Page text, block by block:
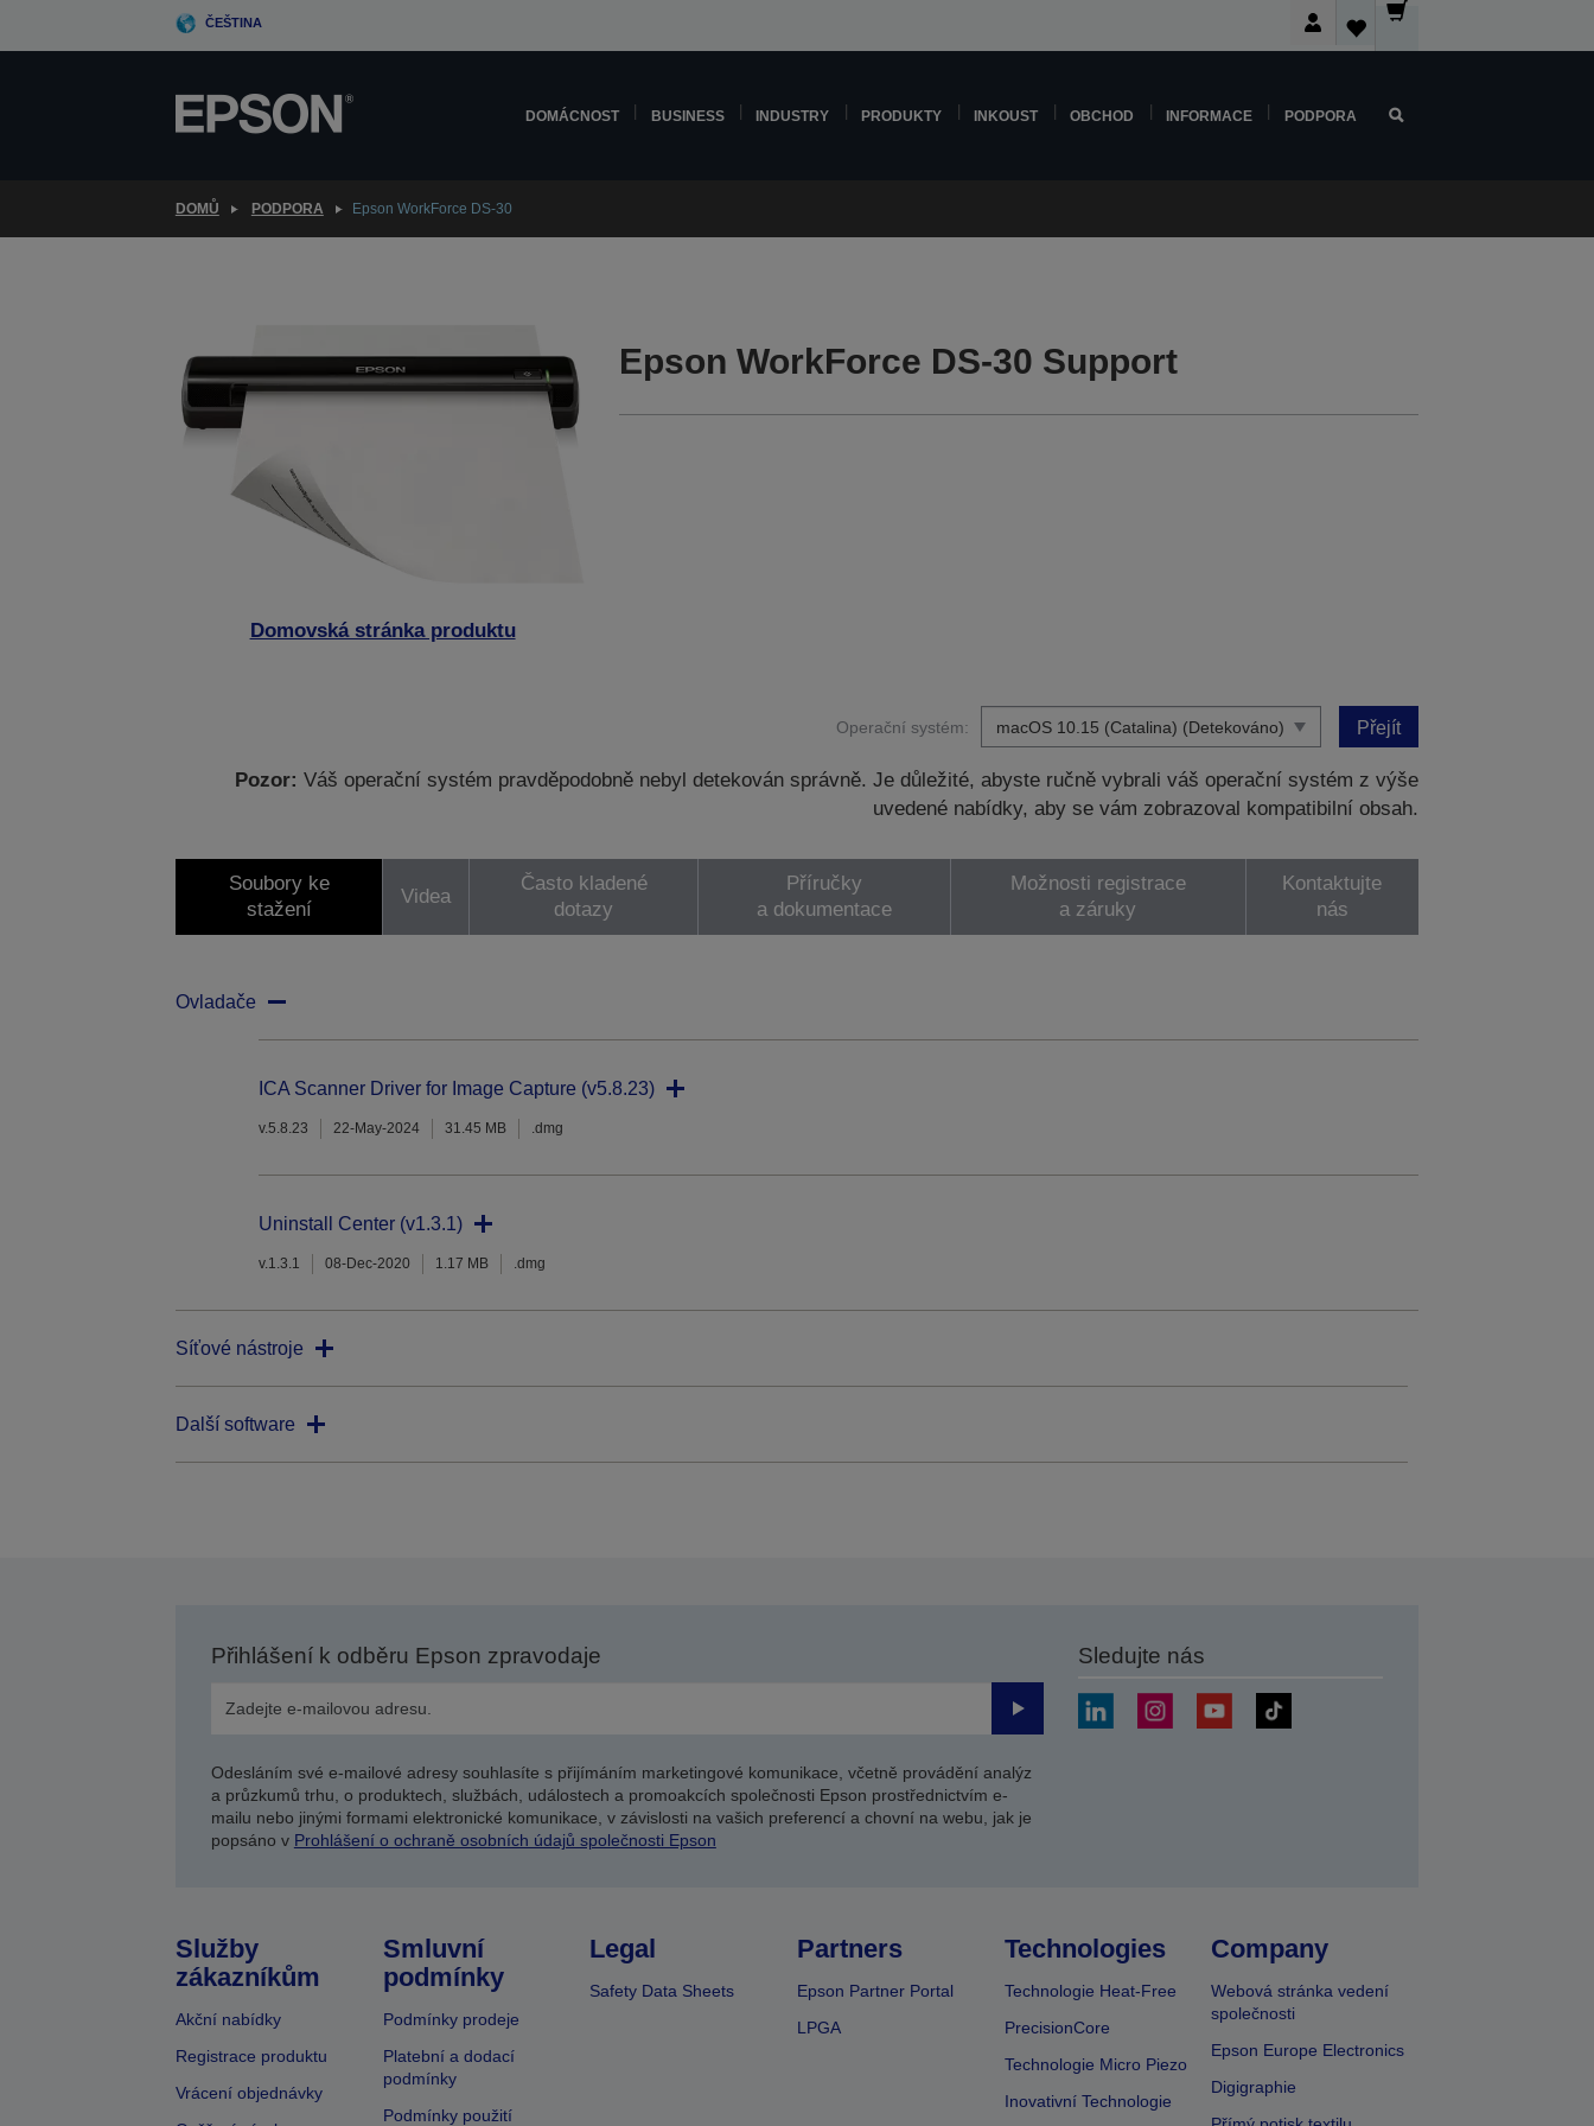
ČEŠTINA
DOMÁCNOST BUSINESS INDUSTRY PRODUKTY INKOUST OBCHOD INFORMACE PODPORA
DOMŮ PODPORA Epson WorkForce DS-30
Domovská stránka produktu
Epson WorkForce DS-30 Support
Operační systém: Přejít
Pozor: Váš operační systém pravděpodobně nebyl detekován správně. Je důležité, abyste ručně vybrali váš operační systém z výše
uvedené nabídky, aby se vám zobrazoval kompatibilní obsah.
Soubory ke
stažení
Videa
Často kladené
dotazy
Příručky
a dokumentace
Možnosti registrace
a záruky
Kontaktujte
nás
Ovladače
ICA Scanner Driver for Image Capture (v5.8.23)
v.5.8.23 22-May-2024 31.45 MB .dmg
Uninstall Center (v1.3.1)
v.1.3.1 08-Dec-2020 1.17 MB .dmg
Síťové nástroje
Další software
Přihlášení k odběru Epson zpravodaje
Odeslat
Odesláním své e-mailové adresy souhlasíte s přijímáním marketingové komunikace, včetně provádění analýz
a průzkumů trhu, o produktech, službách, událostech a promoakcích společnosti Epson prostřednictvím e-
mailu nebo jinými formami elektronické komunikace, v závislosti na vašich preferencí a chovní na webu, jak je
popsáno v Prohlášení o ochraně osobních údajů společnosti Epson
Sledujte nás
Služby
zákazníkům
Akční nabídky
Registrace produktu
Vrácení objednávky
Smluvní
podmínky
Podmínky prodeje
Platební a dodací
podmínky
Podmínky použití
Legal
Safety Data Sheets
Partners
Epson Partner Portal
LPGA
Technologies
Technologie Heat-Free
PrecisionCore
Technologie Micro Piezo
Inovativní Technologie
Company
Webová stránka vedení
společnosti
Epson Europe Electronics
Digigraphie